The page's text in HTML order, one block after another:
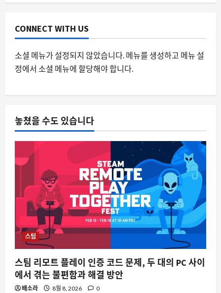
크로 다시 젊어지다”
테슬라 FSD 구독제 8월 21일 시행 확정,
월 15만 원에 무엇을 바꿔야 할까
2026 기후산업국제박람회 관계기관 회
의, 부산 해운대구에서 개최
8월 8, 2026
CONNECT WITH US
소셜 메뉴가 설정되지 않았습니다. 메뉴를 생성하고 메뉴 설
정에서 소셜 메뉴에 할당해야 합니다.
놓쳤을 수도 있습니다
스팀
스팀 리모트 플레이 인증 코드 문제, 두 대의 PC 사이
에서 겪는 불편함과 해결 방안
배소라 8월 8, 2026 0